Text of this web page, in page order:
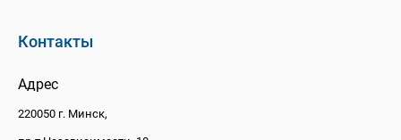
Контакты
Адрес
220050 г. Минск,